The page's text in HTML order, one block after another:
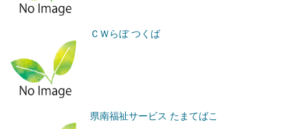
ＣＷらぼ つくば
県南福祉サービス たまてばこ